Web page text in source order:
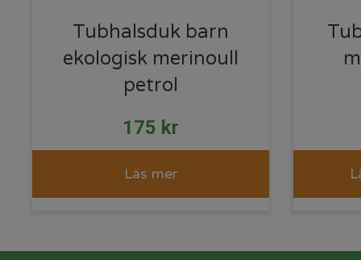
Tubhalsduk barn
ekologisk merinoull
petrol
175 kr
Läs mer